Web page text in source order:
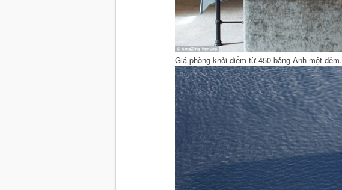
Giá phòng khởi điểm từ 450 bảng Anh một đêm.